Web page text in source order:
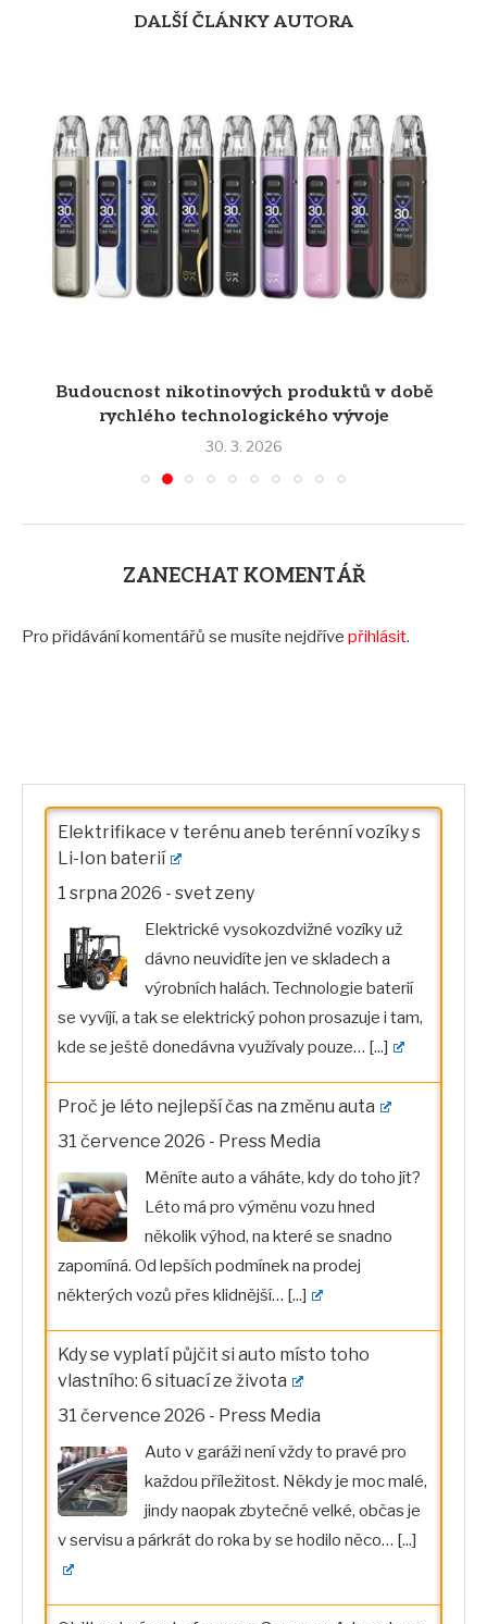
DALŠÍ ČLÁNKY AUTORA
Budoucnost nikotinových produktů v době
rychlého technologického vývoje
30. 3. 2026
ZANECHAT KOMENTÁŘ
Pro přidávání komentářů se musíte nejdříve přihlásit.
Elektrifikace v terénu aneb terénní vozíky s
Li-Ion baterií
1 srpna 2026 - svet zeny
Elektrické vysokozdvižné vozíky už
dávno neuvidíte jen ve skladech a
výrobních halách. Technologie baterií
se vyvíjí, a tak se elektrický pohon prosazuje i tam,
kde se ještě donedávna využívaly pouze… [...]
Proč je léto nejlepší čas na změnu auta
31 července 2026 - Press Media
Měníte auto a váháte, kdy do toho jít?
Léto má pro výměnu vozu hned
několik výhod, na které se snadno
zapomíná. Od lepších podmínek na prodej
některých vozů přes klidnější… [...]
Kdy se vyplatí půjčit si auto místo toho
vlastního: 6 situací ze života
31 července 2026 - Press Media
Auto v garáži není vždy to pravé pro
každou příležitost. Někdy je moc malé,
jindy naopak zbytečně velké, občas je
v servisu a párkrát do roka by se hodilo něco… [...]